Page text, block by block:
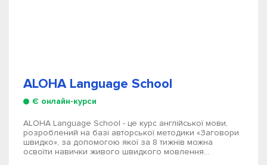
ALOHA Language School
Є онлайн-курси
ALOHA Language School - це курс англійської мови,
розроблений на базі авторської методики «Заговори
швидко», за допомогою якої за 8 тижнів можна
освоїти навички живого швидкого мовлення...